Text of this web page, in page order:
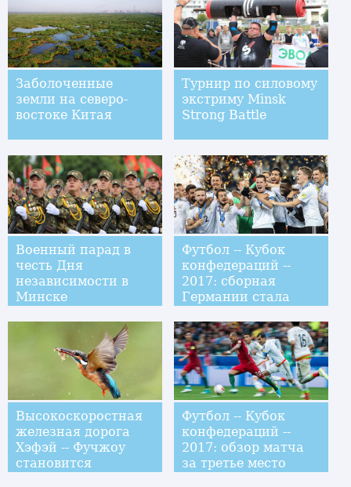
Заболоченные
земли на северо-
востоке Китая
Турнир по силовому
экстриму Minsk
Strong Battle
Военный парад в
честь Дня
независимости в
Минске
Футбол -- Кубок
конфедераций --
2017: сборная
Германии стала
Высокоскоростная
железная дорога
Хэфэй -- Фучжоу
становится
Футбол -- Кубок
конфедераций --
2017: обзор матча
за третье место